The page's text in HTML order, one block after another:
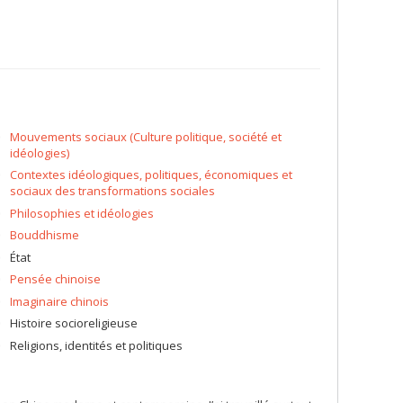
Mouvements sociaux (Culture politique, société et
idéologies)
Contextes idéologiques, politiques, économiques et
sociaux des transformations sociales
Philosophies et idéologies
Bouddhisme
État
Pensée chinoise
Imaginaire chinois
Histoire socioreligieuse
Religions, identités et politiques